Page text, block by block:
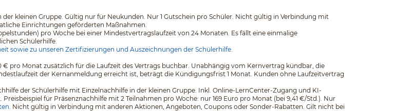
kleinen Gruppe. Gültig nur für Neukunden. Nur 1 Gutschein pro Schüler. Nicht gültig in Verbindung mit
Einrichtungen geförderten Maßnahmen.
pro Woche bei einer Mindestvertragslaufzeit von 24 Monaten. Es fällt eine einmalige
Schülerhilfe.
sowie zu unseren Zertifizierungen und Auszeichnungen der Schülerhilfe.
pro Monat zusätzlich für die Laufzeit des Vertrags buchbar. Unabhängig vom Kernvertrag kündbar, die
der Kernanmeldung erreicht ist, beträgt die Kündigungsfrist 1 Monat. Kunden ohne Laufzeitvertrag
der Schülerhilfe mit Einzelnachhilfe in der kleinen Gruppe. Inkl. Online-LernCenter-Zugang und KI-
für Präsenznachhilfe mit 2 Teilnahmen pro Woche: nur 169 Euro pro Monat (bei 9,41 €/Std.). Nur
. Nicht gültig in Verbindung mit anderen Aktionen, Angeboten, Coupons oder Sonder-Rabatten. Gilt nicht bei